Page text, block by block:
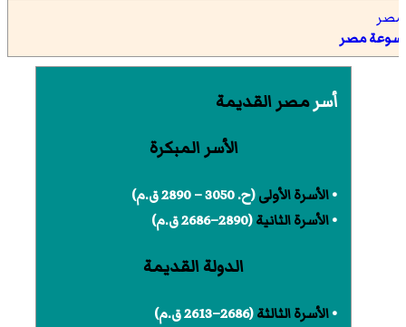
مصر
أسرمصر القديمة
الأسر المبكرة
•الأسرة الأولى(ح. 3050 – 2890 ق.م)
•الأسرة الثانية(2890–2686 ق.م)
الدولة القديمة
•الأسرة الثالثة(2686–2613 ق.م)